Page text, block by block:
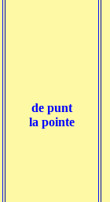
de punt
la pointe